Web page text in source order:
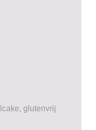
glutenvrij